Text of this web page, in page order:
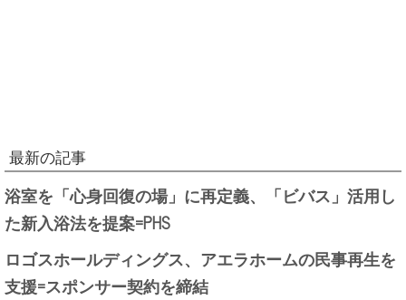
最新の記事
浴室を「心身回復の場」に再定義、「ビバス」活用し
た新入浴法を提案=PHS
ロゴスホールディングス、アエラホームの民事再生を
支援=スポンサー契約を締結